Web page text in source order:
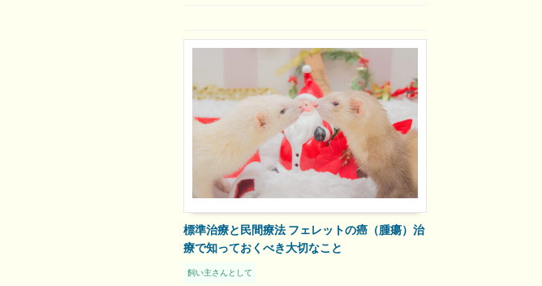
標準治療と民間療法 フェレットの癌（腫瘍）治
療で知っておくべき大切なこと
飼い主さんとして